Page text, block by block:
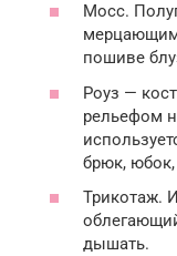
Мосс.
пошиве
Роуз —
рельефом
брюк, юбок,
Трикотаж.
дышать.